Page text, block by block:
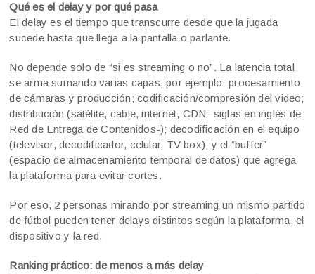
Qué es el delay y por qué pasa
El delay es el tiempo que transcurre desde que la jugada
sucede hasta que llega a la pantalla o parlante.
No depende solo de “si es streaming o no”. La latencia total
se arma sumando varias capas, por ejemplo: procesamiento
de cámaras y producción; codificación/compresión del video;
distribución (satélite, cable, internet, CDN- siglas en inglés de
Red de Entrega de Contenidos-); decodificación en el equipo
(televisor, decodificador, celular, TV box); y el “buffer”
(espacio de almacenamiento temporal de datos) que agrega
la plataforma para evitar cortes.
Por eso, 2 personas mirando por streaming un mismo partido
de fútbol pueden tener delays distintos según la plataforma, el
dispositivo y la red.
Ranking práctico: de menos a más delay